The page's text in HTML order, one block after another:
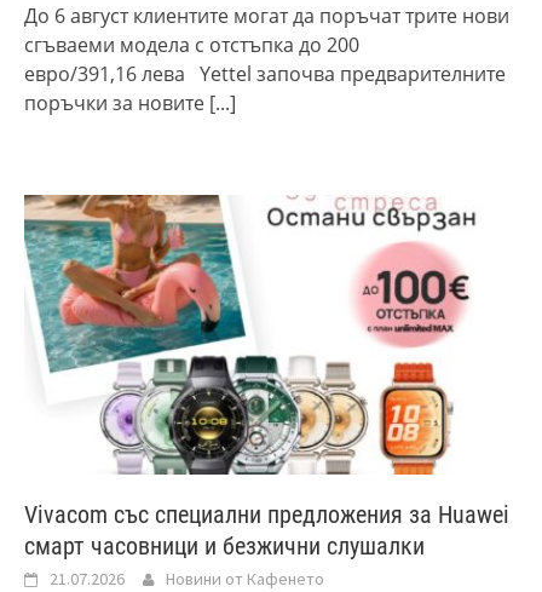
До 6 август клиентите могат да поръчат трите нови
сгъваеми модела с отстъпка до 200
евро/391,16 лева Yettel започва предварителните
поръчки за новите [...]
Vivacom със специални предложения за Huawei
смарт часовници и безжични слушалки
21.07.2026 Новини от Кафенето